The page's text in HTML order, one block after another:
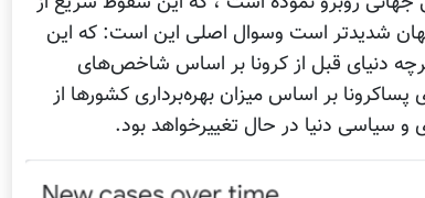
150 سال گذشته ، در جهان شدیدتر است وسوال اصلی این است: که این
دنیای قبل از کرونا بر اساس شاخص‌های
بر اساس میزان بهره‌برداری کشورها از
سیاسی دنیا در حال تغییرخواهد بود.